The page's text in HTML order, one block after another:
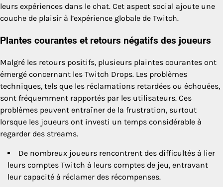
leurs expériences dans le chat. Cet aspect social ajoute une
couche de plaisir à l’expérience globale de Twitch.
Plantes courantes et retours négatifs des joueurs
Malgré les retours positifs, plusieurs plaintes courantes ont
émergé concernant les Twitch Drops. Les problèmes
techniques, tels que les réclamations retardées ou échouées,
sont fréquemment rapportés par les utilisateurs. Ces
problèmes peuvent entraîner de la frustration, surtout
lorsque les joueurs ont investi un temps considérable à
regarder des streams.
De nombreux joueurs rencontrent des difficultés à lier
leurs comptes Twitch à leurs comptes de jeu, entravant
leur capacité à réclamer des récompenses.